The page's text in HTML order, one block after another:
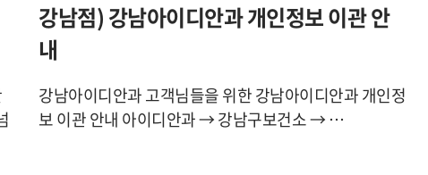
강남점) 강남아이디안과 개인정보 이관 안
내
강남아이디안과 고객님들을 위한 강남아이디안과 개인정
보 이관 안내 아이디안과 → 강남구보건소 → …